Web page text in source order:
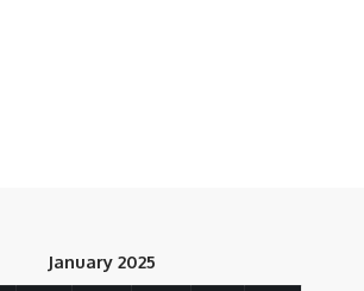
January 2025